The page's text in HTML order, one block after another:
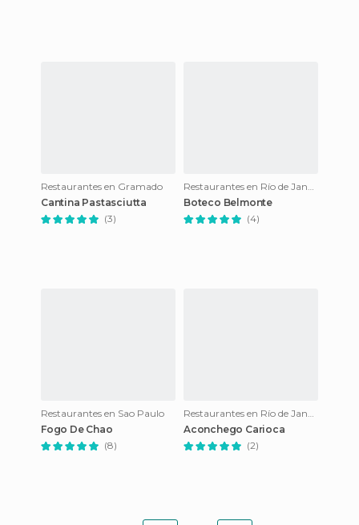
Restaurantes en Gramado
Cantina Pastasciutta
(3)
Restaurantes en Río de Janeiro
Boteco Belmonte
(4)
Restaurantes en Sao Paulo
Fogo De Chao
(8)
Restaurantes en Río de Janeiro
Aconchego Carioca
(2)